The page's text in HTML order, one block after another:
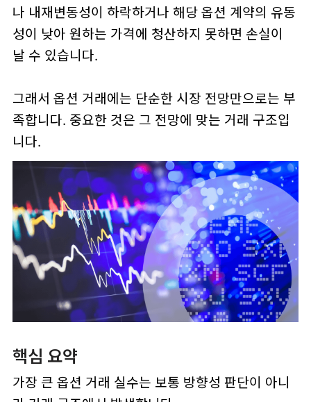
나 내재변동성이 하락하거나 해당 옵션 계약의 유동
성이 낮아 원하는 가격에 청산하지 못하면 손실이
날 수 있습니다.
그래서 옵션 거래에는 단순한 시장 전망만으로는 부
족합니다. 중요한 것은 그 전망에 맞는 거래 구조입
니다.
핵심 요약
가장 큰 옵션 거래 실수는 보통 방향성 판단이 아니